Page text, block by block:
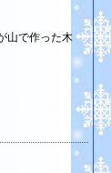
山で作った木